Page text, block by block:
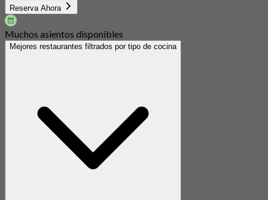
Reserva Ahora
Muchos asientos disponibles
Mejores restaurantes filtrados por tipo de cocina